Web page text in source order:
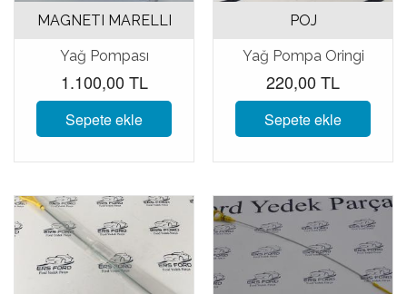
MAGNETI MARELLI
Yağ Pompası
1.100,00 TL
Sepete ekle
POJ
Yağ Pompa Oringi
220,00 TL
Sepete ekle